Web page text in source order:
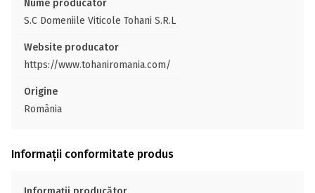
Nume producator
S.C Domeniile Viticole Tohani S.R.L
Website producator
https://www.tohaniromania.com/
Origine
România
Informații conformitate produs